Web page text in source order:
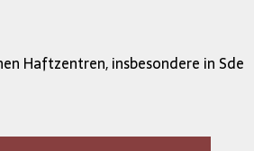
Haftzentren, insbesondere in Sde